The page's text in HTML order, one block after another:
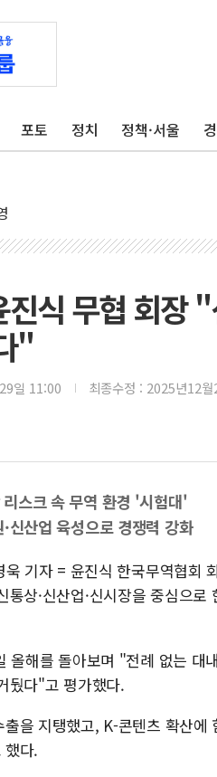
포토 정치 정책·서울
식 무협 회장 "
"
일 11:00 최종수정 : 2025년12
리스크 속 무역 환경 '시험대'
신산업 육성으로 경쟁력 강화
기자 = 윤진식 한국무역협회
통상·신산업·신시장을 중심으
올해를 돌아보며 "전례 없는 대
뒀다"고 평가했다.
을 지탱했고, K-콘텐츠 확산
했다.